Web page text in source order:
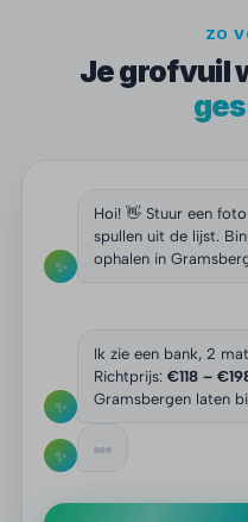
ZO
Je grofvuil
✨
Hoi! 👋 Stuur een
spullen uit de lijst.
ophalen in
✨
Ik zie een bank, 2
Richtprijs: €118 –
Gramsbergen laten
✨